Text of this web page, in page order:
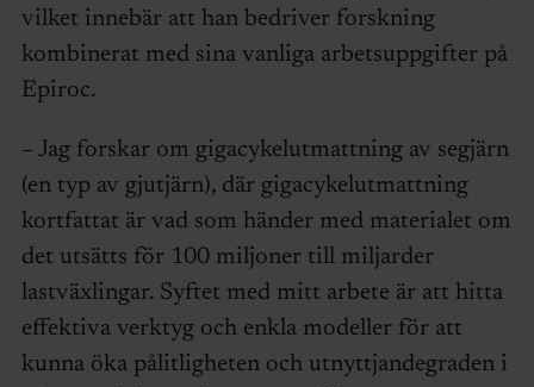
vilket innebär att han bedriver forskning
kombinerat med sina vanliga arbetsuppgifter på
Epiroc.
– Jag forskar om gigacykelutmattning av segjärn
(en typ av gjutjärn), där gigacykelutmattning
kortfattat är vad som händer med materialet om
det utsätts för 100 miljoner till miljarder
lastväxlingar. Syftet med mitt arbete är att hitta
effektiva verktyg och enkla modeller för att
kunna öka pålitligheten och utnyttjandegraden i